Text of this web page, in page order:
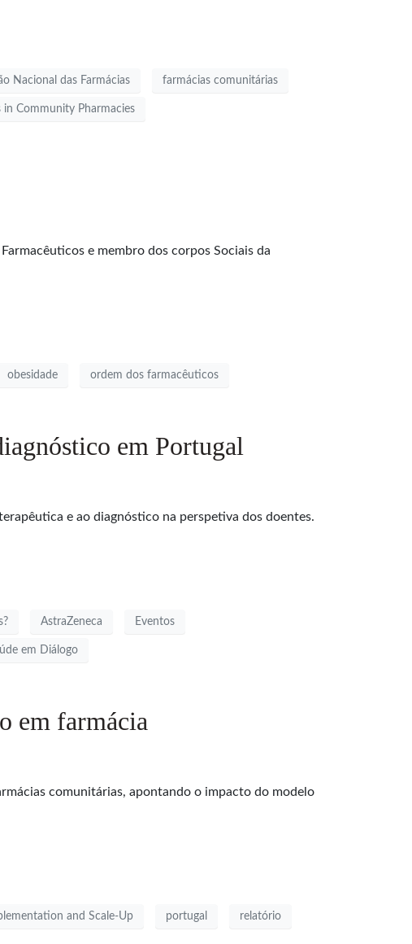
Nacional das Farmácias farmácias comunitárias
in Community Pharmacies
e membro dos corpos Sociais da
obesidade ordem dos farmacêuticos
em Portugal
e ao diagnóstico na perspetiva dos doentes.
AstraZeneca Eventos
em Diálogo
em farmácia
comunitárias, apontando o impacto do modelo
and Scale-Up portugal relatório